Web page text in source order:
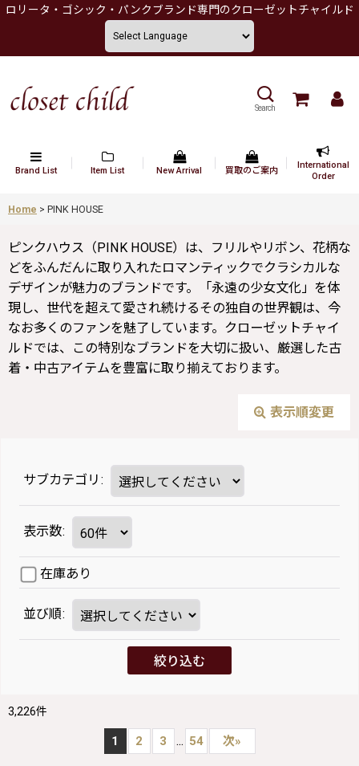
ロリータ・ゴシック・パンクブランド専門のクローゼットチャイルド
Search
Brand List Item List New Arrival 買取のご案内
International
Order
Home > PINK HOUSE
ピンクハウス（PINK HOUSE）は、フリルやリボン、花柄な
どをふんだんに取り入れたロマンティックでクラシカルな
デザインが魅力のブランドです。「永遠の少女文化」を体
現し、世代を超えて愛され続けるその独自の世界観は、今
なお多くのファンを魅了しています。クローゼットチャイ
ルドでは、この特別なブランドを大切に扱い、厳選した古
着・中古アイテムを豊富に取り揃えております。
表示順変更
サブカテゴリ :
表示数:
在庫あり
並び順:
絞り込む
3,226件
1 2 3 ... 54 次»